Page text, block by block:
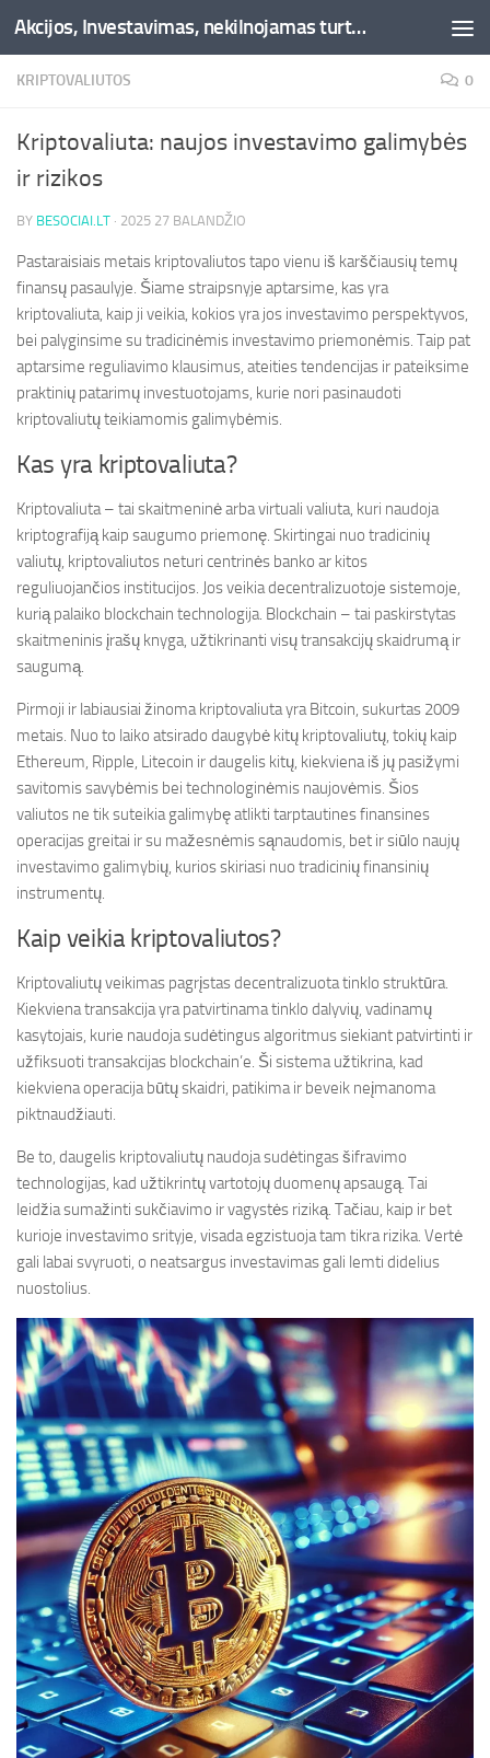
Skip to content Akcijos, Investavimas, nekilnojamas turtas, kriptovaliutos - Besociai.lt
KRIPTOVALIUTOS 0
Kriptovaliuta: naujos investavimo galimybės
ir rizikos
BY BESOCIAI.LT · 2025 27 BALANDŽIO
Pastaraisiais metais kriptovaliutos tapo vienu iš karščiausių temų
finansų pasaulyje. Šiame straipsnyje aptarsime, kas yra
kriptovaliuta, kaip ji veikia, kokios yra jos investavimo perspektyvos,
bei palyginsime su tradicinėmis investavimo priemonėmis. Taip pat
aptarsime reguliavimo klausimus, ateities tendencijas ir pateiksime
praktinių patarimų investuotojams, kurie nori pasinaudoti
kriptovaliutų teikiamomis galimybėmis.
Kas yra kriptovaliuta?
Kriptovaliuta – tai skaitmeninė arba virtuali valiuta, kuri naudoja
kriptografiją kaip saugumo priemonę. Skirtingai nuo tradicinių
valiutų, kriptovaliutos neturi centrinės banko ar kitos
reguliuojančios institucijos. Jos veikia decentralizuotoje sistemoje,
kurią palaiko blockchain technologija. Blockchain – tai paskirstytas
skaitmeninis įrašų knyga, užtikrinanti visų transakcijų skaidrumą ir
saugumą.
Pirmoji ir labiausiai žinoma kriptovaliuta yra Bitcoin, sukurtas 2009
metais. Nuo to laiko atsirado daugybė kitų kriptovaliutų, tokių kaip
Ethereum, Ripple, Litecoin ir daugelis kitų, kiekviena iš jų pasižymi
savitomis savybėmis bei technologinėmis naujovėmis. Šios
valiutos ne tik suteikia galimybę atlikti tarptautines finansines
operacijas greitai ir su mažesnėmis sąnaudomis, bet ir siūlo naujų
investavimo galimybių, kurios skiriasi nuo tradicinių finansinių
instrumentų.
Kaip veikia kriptovaliutos?
Kriptovaliutų veikimas pagrįstas decentralizuota tinklo struktūra.
Kiekviena transakcija yra patvirtinama tinklo dalyvių, vadinamų
kasytojais, kurie naudoja sudėtingus algoritmus siekiant patvirtinti ir
užfiksuoti transakcijas blockchain’e. Ši sistema užtikrina, kad
kiekviena operacija būtų skaidri, patikima ir beveik neįmanoma
piktnaudžiauti.
Be to, daugelis kriptovaliutų naudoja sudėtingas šifravimo
technologijas, kad užtikrintų vartotojų duomenų apsaugą. Tai
leidžia sumažinti sukčiavimo ir vagystės riziką. Tačiau, kaip ir bet
kurioje investavimo srityje, visada egzistuoja tam tikra rizika. Vertė
gali labai svyruoti, o neatsargus investavimas gali lemti didelius
nuostolius.